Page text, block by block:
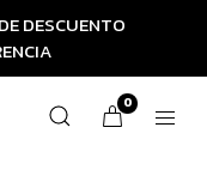
DESCUENTO
0